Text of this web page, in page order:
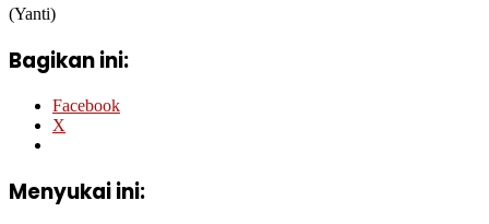
(Yanti)
Bagikan ini:
Facebook
X
Menyukai ini: